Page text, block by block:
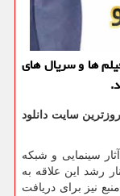
ها و سریال های
سایت دانلود
سینمایی و شبکه
رشد این علاقه به
نیز برای دریافت